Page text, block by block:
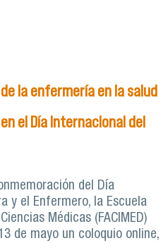
sobre la formación
la enfermería en la salud
el Día Internacional del
del Día
y el Enfermero, la Escuela
Médicas (FACIMED)
de mayo un coloquio online,